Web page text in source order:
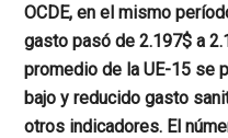
OCDE, en el mismo
gasto pasó de 2.197$ a
promedio de la UE-15 se
bajo y reducido gasto
otros indicadores. El